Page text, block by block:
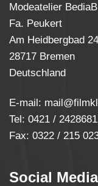
Modeatelier BediaB
Fa. Peukert
Am Heidbergbad 24
28717 Bremen
Deutschland
E-mail: mail@
Tel: 0421 /
Fax: 0322 / 215
Social